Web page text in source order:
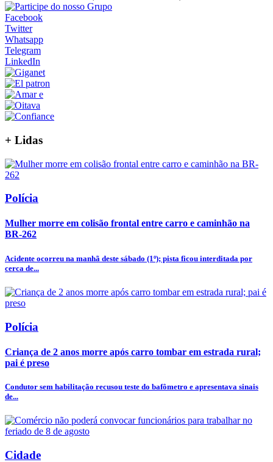
Facebook
Twitter
Whatsapp
Telegram
LinkedIn
+ Lidas
Polícia
Mulher morre em colisão frontal entre carro e caminhão na
BR-262
Acidente ocorreu na manhã deste sábado (1º); pista ficou interditada por
cerca de...
Polícia
Criança de 2 anos morre após carro tombar em estrada rural;
pai é preso
Condutor sem habilitação recusou teste do bafômetro e apresentava sinais
de...
Cidade